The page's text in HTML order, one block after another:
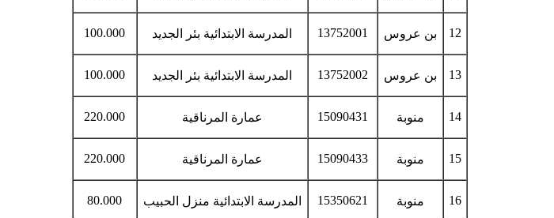
12 بن عروس 13752001 المدرسة الابتدائية بئر الجديد 100.000
13 بن عروس 13752002 المدرسة الابتدائية بئر الجديد 100.000
14 منوبة 15090431 عمارة المرناقية 220.000
15 منوبة 15090433 عمارة المرناقية 220.000
16 منوبة 15350621 المدرسة الابتدائية منزل الحبيب 80.000